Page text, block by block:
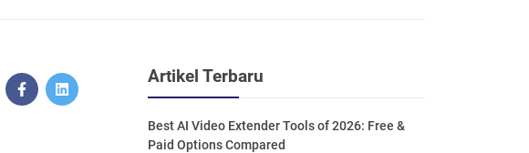
Artikel Terbaru
Best AI Video Extender Tools of 2026: Free &
Paid Options Compared